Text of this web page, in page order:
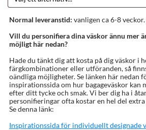
Normal leveranstid: vanligen ca 6-8 veckor.
Vill du personifiera dina väskor ännu mer
möjligt här nedan?
Hade du tänkt dig att kosta på dig väskor i
färgkombinationer eller utföranden, så
oändliga möjligheter. Se länken här nedan
inspirationssida om hur bagageväskor kan
efter ditt tycke och smak. Vi ber dig ha i
personifieringar ofta kostar en hel del
Se denna länk:
Inspirationssida för individuellt designade